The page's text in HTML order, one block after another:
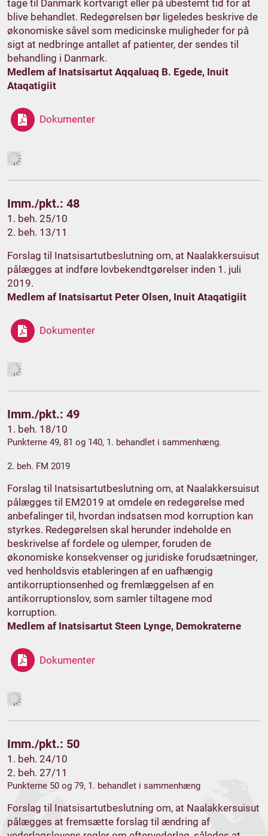
tage til Danmark kortvarigt eller på ubestemt tid for at
blive behandlet. Redegørelsen bør ligeledes beskrive de
økonomiske såvel som medicinske muligheder for på
sigt at nedbringe antallet af patienter, der sendes til
behandling i Danmark.
Medlem af Inatsisartut Aqqaluaq B. Egede, Inuit
Ataqatigiit
Dokumenter
Imm./pkt.: 48
1. beh. 25/10
2. beh. 13/11
Forslag til Inatsisartutbeslutning om, at Naalakkersuisut
pålægges at indføre lovbekendtgørelser inden 1. juli
2019.
Medlem af Inatsisartut Peter Olsen, Inuit Ataqatigiit
Dokumenter
Imm./pkt.: 49
1. beh. 18/10
Punkterne 49, 81 og 140, 1. behandlet i sammenhæng.
2. beh. FM 2019
Forslag til Inatsisartutbeslutning om, at Naalakkersuisut
pålægges til EM2019 at omdele en redegørelse med
anbefalinger til, hvordan indsatsen mod korruption kan
styrkes. Redegørelsen skal herunder indeholde en
beskrivelse af fordele og ulemper, foruden de
økonomiske konsekvenser og juridiske forudsætninger,
ved henholdsvis etableringen af en uafhængig
antikorruptionsenhed og fremlæggelsen af en
antikorruptionslov, som samler tiltagene mod
korruption.
Medlem af Inatsisartut Steen Lynge, Demokraterne
Dokumenter
Imm./pkt.: 50
1. beh. 24/10
2. beh. 27/11
Punkterne 50 og 79, 1. behandlet i sammenhæng
Forslag til Inatsisartutbeslutning om, at Naalakkersuisut
pålægges at fremsætte forslag til ændring af